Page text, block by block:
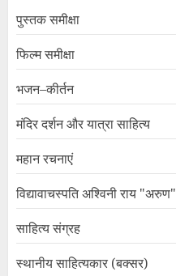
पुस्तक समीक्षा
फिल्म समीक्षा
भजन–कीर्तन
मंदिर दर्शन और यात्रा साहित्य
महान रचनाएं
विद्यावाचस्पति अश्विनी राय "अरुण"
साहित्य संग्रह
स्थानीय साहित्यकार (बक्सर)